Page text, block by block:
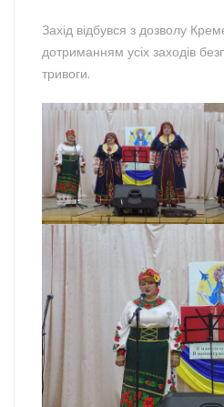
Захід відбувся з дозволу
дотриманням усіх заходів
тривоги.